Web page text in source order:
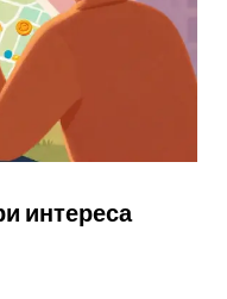
интереса